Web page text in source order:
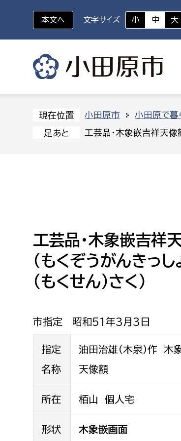
いざというときに
対象者を選択
高校生・大学生など
若者
妊産婦
高齢者
障がい者
傷病者
事業者
労働者
組織から探す
部に属さない室
市民部
地域政策課
地域安全課
人権・男女共同参画課
戸籍住民課
福祉健康部
本文へ 文字サイズ 小 中 大
現在位置 小田原市 小田原で暮
足あと 工芸品・木象嵌吉祥天
工芸品・木象嵌吉祥
（もくぞうがんきっ
（もくせん）さく）
市指定 昭和51年3月3日
指定
名称
油田治雄（木泉）作 木
天像額
所在 栢山 個人宅
形状
木象嵌画面